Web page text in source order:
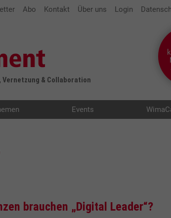
Abo Kontakt Über uns Login
& Collaboration
Events
brauchen „Digital Leader“?